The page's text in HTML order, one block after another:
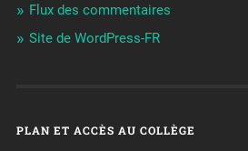
Flux des commentaires
Site de WordPress-FR
PLAN ET ACCÈS AU COLLÈGE